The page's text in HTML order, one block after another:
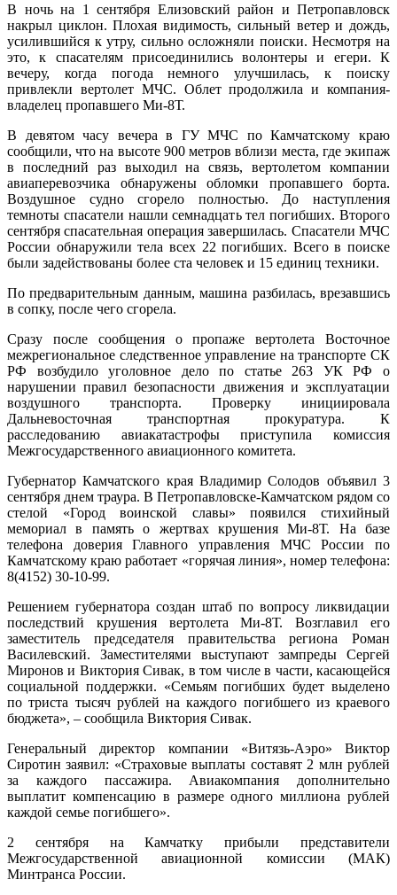
В ночь на 1 сентября Елизовский район и Петропавловск
накрыл циклон. Плохая видимость, сильный ветер и дождь,
усилившийся к утру, сильно осложняли поиски. Несмотря на
это, к спасателям присоединились волонтеры и егери. К
вечеру, когда погода немного улучшилась, к поиску
привлекли вертолет МЧС. Облет продолжила и компания-
владелец пропавшего Ми-8Т.
В девятом часу вечера в ГУ МЧС по Камчатскому краю
сообщили, что на высоте 900 метров вблизи места, где экипаж
в последний раз выходил на связь, вертолетом компании
авиаперевозчика обнаружены обломки пропавшего борта.
Воздушное судно сгорело полностью. До наступления
темноты спасатели нашли семнадцать тел погибших. Второго
сентября спасательная операция завершилась. Спасатели МЧС
России обнаружили тела всех 22 погибших. Всего в поиске
были задействованы более ста человек и 15 единиц техники.
По предварительным данным, машина разбилась, врезавшись
в сопку, после чего сгорела.
Сразу после сообщения о пропаже вертолета Восточное
межрегиональное следственное управление на транспорте СК
РФ возбудило уголовное дело по статье 263 УК РФ о
нарушении правил безопасности движения и эксплуатации
воздушного транспорта. Проверку инициировала
Дальневосточная транспортная прокуратура. К
расследованию авиакатастрофы приступила комиссия
Межгосударственного авиационного комитета.
Губернатор Камчатского края Владимир Солодов объявил 3
сентября днем траура. В Петропавловске-Камчатском рядом со
стелой «Город воинской славы» появился стихийный
мемориал в память о жертвах крушения Ми-8Т. На базе
телефона доверия Главного управления МЧС России по
Камчатскому краю работает «горячая линия», номер телефона:
8(4152) 30-10-99.
Решением губернатора создан штаб по вопросу ликвидации
последствий крушения вертолета Ми-8Т. Возглавил его
заместитель председателя правительства региона Роман
Василевский. Заместителями выступают зампреды Сергей
Миронов и Виктория Сивак, в том числе в части, касающейся
социальной поддержки. «Семьям погибших будет выделено
по триста тысяч рублей на каждого погибшего из краевого
бюджета», – сообщила Виктория Сивак.
Генеральный директор компании «Витязь-Аэро» Виктор
Сиротин заявил: «Страховые выплаты составят 2 млн рублей
за каждого пассажира. Авиакомпания дополнительно
выплатит компенсацию в размере одного миллиона рублей
каждой семье погибшего».
2 сентября на Камчатку прибыли представители
Межгосударственной авиационной комиссии (МАК)
Минтранса России.